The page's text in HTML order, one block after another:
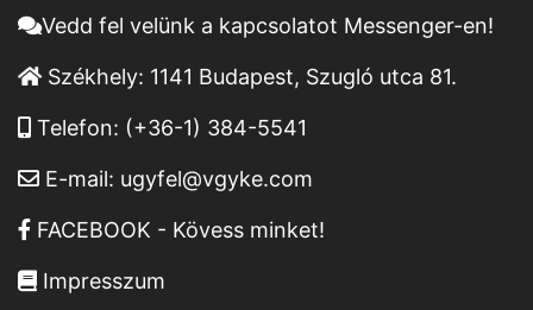
Vedd fel velünk a kapcsolatot Messenger-en!
Székhely: 1141 Budapest, Szugló utca 81.
Telefon: (+36-1) 384-5541
E-mail: ugyfel@vgyke.com
FACEBOOK - Kövess minket!
Impresszum